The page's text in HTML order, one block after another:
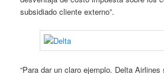
subsidiado cliente externo”.
“Para dar un claro ejemplo. Delta